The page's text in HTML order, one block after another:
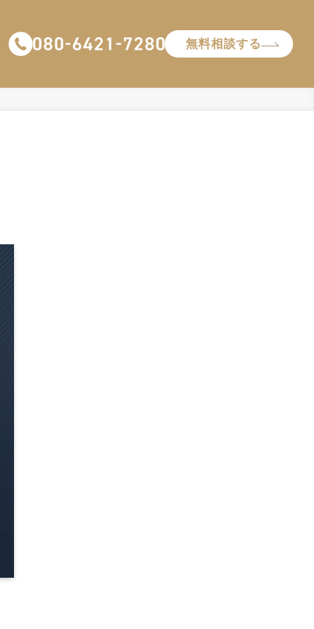
無料相談する